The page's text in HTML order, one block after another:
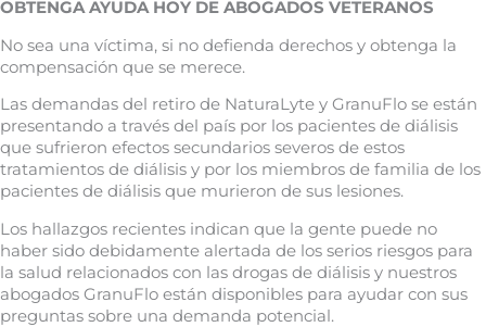
OBTENGA AYUDA HOY DE ABOGADOS VETERANOS
No sea una víctima, si no defienda derechos y obtenga la
compensación que se merece.
Las demandas del retiro de NaturaLyte y GranuFlo se están
presentando a través del país por los pacientes de diálisis
que sufrieron efectos secundarios severos de estos
tratamientos de diálisis y por los miembros de familia de los
pacientes de diálisis que murieron de sus lesiones.
Los hallazgos recientes indican que la gente puede no
haber sido debidamente alertada de los serios riesgos para
la salud relacionados con las drogas de diálisis y nuestros
abogados GranuFlo están disponibles para ayudar con sus
preguntas sobre una demanda potencial.